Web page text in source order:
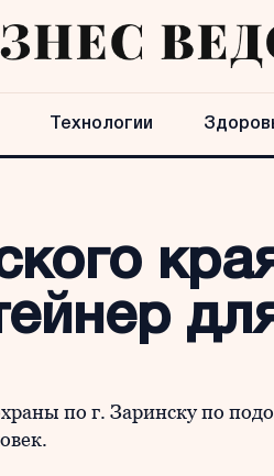
Технологии
по г. Заринску по